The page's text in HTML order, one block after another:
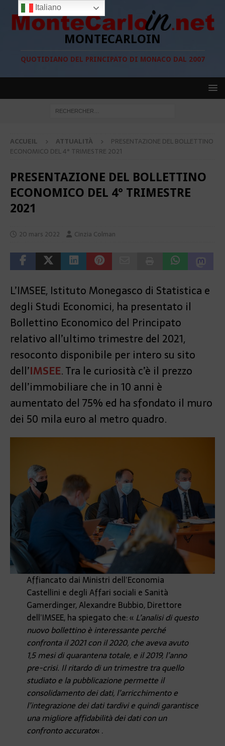
MONTECARLOIN
QUOTIDIANO DEL PRINCIPATO DI MONACO DAL 2007
ACCUEIL ATTUALITÀ
PRESENTAZIONE DEL BOLLETTINO
ECONOMICO DEL 4° TRIMESTRE 2021
PRESENTAZIONE DEL BOLLETTINO
ECONOMICO DEL 4° TRIMESTRE
2021
20 mars 2022 Cinzia Colman
L’IMSEE, Istituto Monegasco di Statistica e
degli Studi Economici, ha presentato il
Bollettino Economico del Principato
relativo all’ultimo trimestre del 2021,
resoconto disponibile per intero su sito
dell’IMSEE. Tra le curiosità c’è il prezzo
dell’immobiliare che in 10 anni è
aumentato del 75% ed ha sfondato il muro
dei 50 mila euro al metro quadro.
Affiancato dai Ministri dell’Economia
Castellini e degli Affari sociali e Sanità
Gamerdinger, Alexandre Bubbio, Direttore
dell’IMSEE, ha spiegato che: «L’analisi di questo
nuovo bollettino è interessante perché
confronta il 2021 con il 2020, che aveva avuto
1,5 mesi di quarantena totale, e il 2019, l’anno
pre-crisi. Il ritardo di un trimestre tra quello
studiato e la pubblicazione permette il
consolidamento dei dati, l’arricchimento e
l’integrazione dei dati tardivi e quindi garantisce
una migliore affidabilità dei dati con un
confronto accurato« .
Italiano